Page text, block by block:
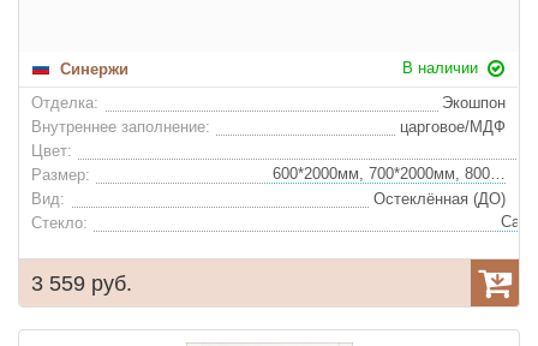
Синержи
В наличии
Отделка:
Экошпон
Внутреннее заполнение:
царговое/МДФ
Цвет:
Размер:
600*2000мм, 700*2000мм, 800*2000мм, 900*2000мм
Вид:
Остеклённая (ДО)
Стекло:
3 559 руб.